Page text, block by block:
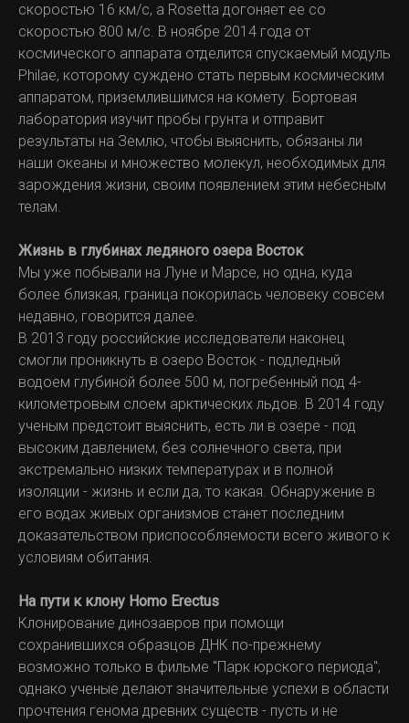
скоростью 16 км/с, а Rosetta догоняет ее со
скоростью 800 м/с. В ноябре 2014 года от
космического аппарата отделится спускаемый модуль
Philae, которому суждено стать первым космическим
аппаратом, приземлившимся на комету. Бортовая
лаборатория изучит пробы грунта и отправит
результаты на Землю, чтобы выяснить, обязаны ли
наши океаны и множество молекул, необходимых для
зарождения жизни, своим появлением этим небесным
телам.
Жизнь в глубинах ледяного озера Восток
Мы уже побывали на Луне и Марсе, но одна, куда
более близкая, граница покорилась человеку совсем
недавно, говорится далее.
В 2013 году российские исследователи наконец
смогли проникнуть в озеро Восток - подледный
водоем глубиной более 500 м, погребенный под 4-
километровым слоем арктических льдов. В 2014 году
ученым предстоит выяснить, есть ли в озере - под
высоким давлением, без солнечного света, при
экстремально низких температурах и в полной
изоляции - жизнь и если да, то какая. Обнаружение в
его водах живых организмов станет последним
доказательством приспособляемости всего живого к
условиям обитания.
На пути к клону Homo Erectus
Клонирование динозавров при помощи
сохранившихся образцов ДНК по-прежнему
возможно только в фильме "Парк юрского периода",
однако ученые делают значительные успехи в области
прочтения генома древних существ - пусть и не